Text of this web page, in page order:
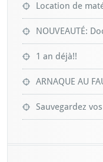
Location de
NOUVEAUTÉ:
1 an déjà!!
ARNAQUE AU
Sauvegardez